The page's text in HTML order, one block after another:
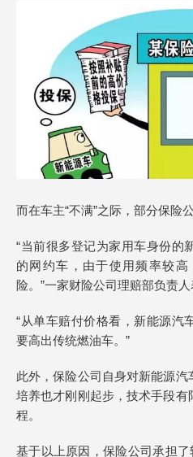
而在车主“不满”之际，部分保险公
“当前很多登记为家用车身份的
的网约车，由于使用频率较
险。”一家财险公司理赔部负责人
“从单车赔付价格看，新能源汽
要高出传统燃油车。”
此外，保险公司自身对新能源
培养也才刚刚起步，技术手段
程。
基于以上原因，保险公司承担